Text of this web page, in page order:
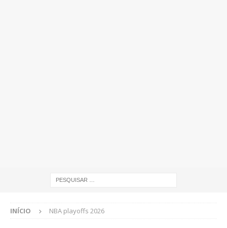
INÍCIO NBA playoffs 2026